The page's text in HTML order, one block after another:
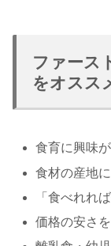
ファース
をオスス
食育に興味
食材の産地
「食べれれ
価格の安さ